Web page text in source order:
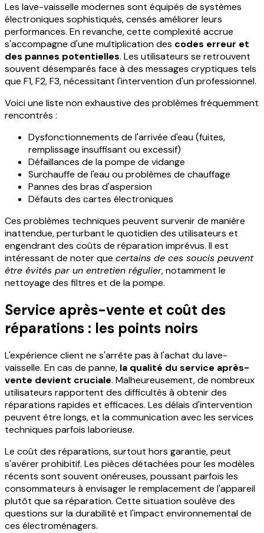
Les lave-vaisselle modernes sont équipés de systèmes
électroniques sophistiqués, censés améliorer leurs
performances. En revanche, cette complexité accrue
s'accompagne d'une multiplication des codes erreur et
des pannes potentielles. Les utilisateurs se retrouvent
souvent désemparés face à des messages cryptiques tels
que F1, F2, F3, nécessitant l'intervention d'un professionnel.
Voici une liste non exhaustive des problèmes fréquemment
rencontrés :
Dysfonctionnements de l'arrivée d'eau (fuites,
remplissage insuffisant ou excessif)
Défaillances de la pompe de vidange
Surchauffe de l'eau ou problèmes de chauffage
Pannes des bras d'aspersion
Défauts des cartes électroniques
Ces problèmes techniques peuvent survenir de manière
inattendue, perturbant le quotidien des utilisateurs et
engendrant des coûts de réparation imprévus. Il est
intéressant de noter que certains de ces soucis peuvent
être évités par un entretien régulier, notamment le
nettoyage des filtres et de la pompe.
Service après-vente et coût des
réparations : les points noirs
L'expérience client ne s'arrête pas à l'achat du lave-
vaisselle. En cas de panne, la qualité du service après-
vente devient cruciale. Malheureusement, de nombreux
utilisateurs rapportent des difficultés à obtenir des
réparations rapides et efficaces. Les délais d'intervention
peuvent être longs, et la communication avec les services
techniques parfois laborieuse.
Le coût des réparations, surtout hors garantie, peut
s'avérer prohibitif. Les pièces détachées pour les modèles
récents sont souvent onéreuses, poussant parfois les
consommateurs à envisager le remplacement de l'appareil
plutôt que sa réparation. Cette situation soulève des
questions sur la durabilité et l'impact environnemental de
ces électroménagers.